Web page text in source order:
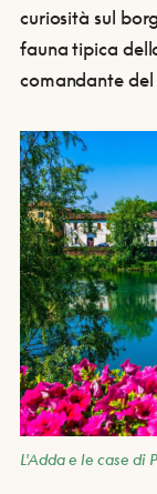
curiosità sul
fauna tipica
comandante
L'Adda e le case di